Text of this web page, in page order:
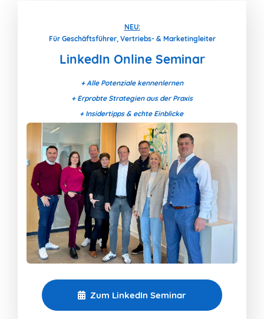
NEU:
Für Geschäftsführer, Vertriebs- & Marketingleiter
LinkedIn Online Seminar
+ Alle Potenziale kennenlernen
+ Erprobte Strategien aus der Praxis
+ Insidertipps & echte Einblicke
Zum LinkedIn Seminar